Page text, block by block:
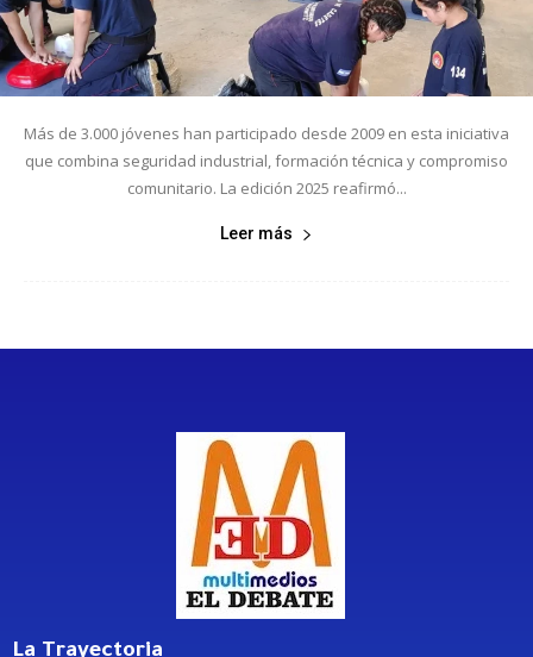
Más de 3.000 jóvenes han participado desde 2009 en esta iniciativa
que combina seguridad industrial, formación técnica y compromiso
comunitario. La edición 2025 reafirmó...
Leer más